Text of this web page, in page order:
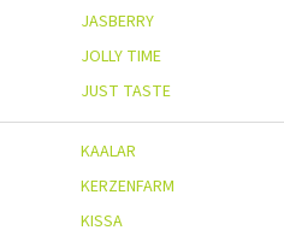
JASBERRY
JOLLY TIME
JUST TASTE
KAALAR
KERZENFARM
KISSA